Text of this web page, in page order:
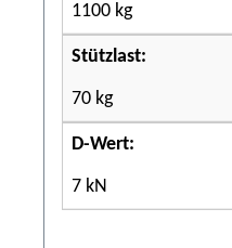
1100 kg
Stützlast:
70 kg
D-Wert:
7 kN